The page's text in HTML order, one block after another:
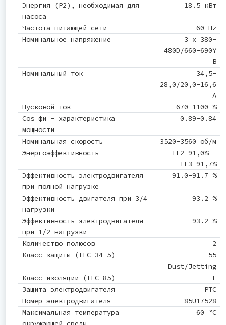
Энергия (Р2), необходимая для
насоса
18.5 кВт
Частота питающей сети
60 Hz
Номинальное напряжение
3 x 380-
480D/660-690Y
В
Номинальный ток
34,5-
28,0/20,0-16,6
A
Пусковой ток
670-1100 %
Cos фи - характеристика
мощности
0.89-0.84
Номинальная скорость
3520-3560 об/м
Энергоэффективность
IE2 91,0% -
IE3 91,7%
Эффективность электродвигателя
при полной нагрузке
91.0-91.7 %
Эффективность двигателя при 3/4
нагрузки
93.2 %
Эффективность электродвигателя
при 1/2 нагрузки
93.2 %
Количество полюсов
2
Класс защиты (IEC 34-5)
55
Dust/Jetting
Класс изоляции (IEC 85)
F
Защита электродвигателя
PTC
Номер электродвигателя
85U17528
Максимальная температура
60 °C